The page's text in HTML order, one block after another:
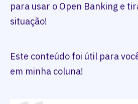
para usar o Open Banking e
situação!
Este conteúdo foi útil para
em minha coluna!